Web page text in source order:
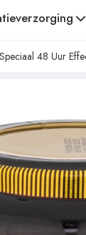
48 Uur